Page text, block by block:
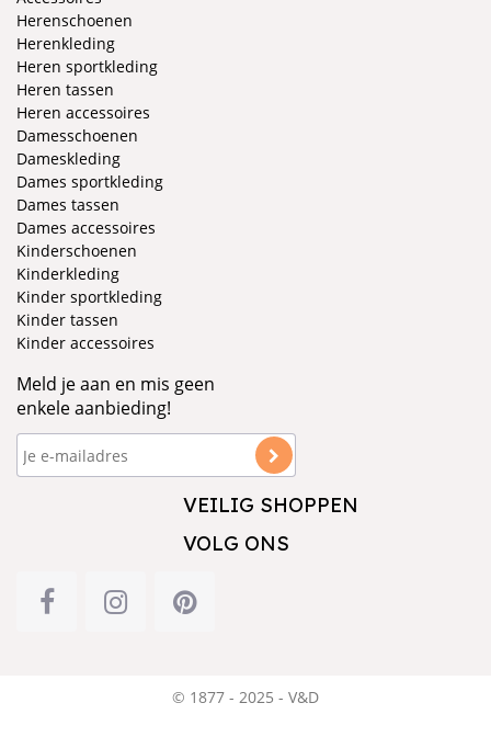
Herenschoenen
Herenkleding
Heren sportkleding
Heren tassen
Heren accessoires
Damesschoenen
Dameskleding
Dames sportkleding
Dames tassen
Dames accessoires
Kinderschoenen
Kinderkleding
Kinder sportkleding
Kinder tassen
Kinder accessoires
Meld je aan en mis geen
enkele aanbieding!
VEILIG SHOPPEN
VOLG ONS
© 1877 - 2025 - V&D